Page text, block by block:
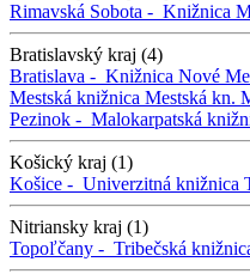
Rimavská Sobota - Knižnica
Bratislavský kraj (4)
Bratislava - Knižnica Nové
Mestská knižnica Mestská kn.
Pezinok - Malokarpatská
Košický kraj (1)
Košice - Univerzitná knižnica
Nitriansky kraj (1)
Topoľčany - Tribečská